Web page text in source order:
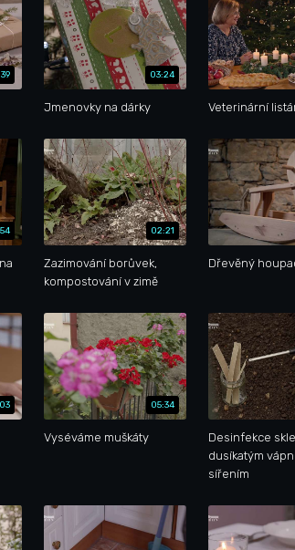
03:24
Jmenovky na dárky Veterinární
02:21
Zazimování borůvek,
kompostování v zimě
Dřevěný
05:34
Vyséváme muškáty
Desinfekce
dusíkatým
sířením